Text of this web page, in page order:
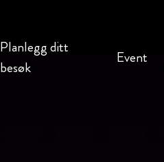
Planlegg ditt
besøk
Event